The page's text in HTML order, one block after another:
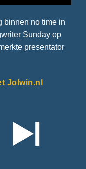
binnen no time in
Sunday op
presentator
Jolwin.nl